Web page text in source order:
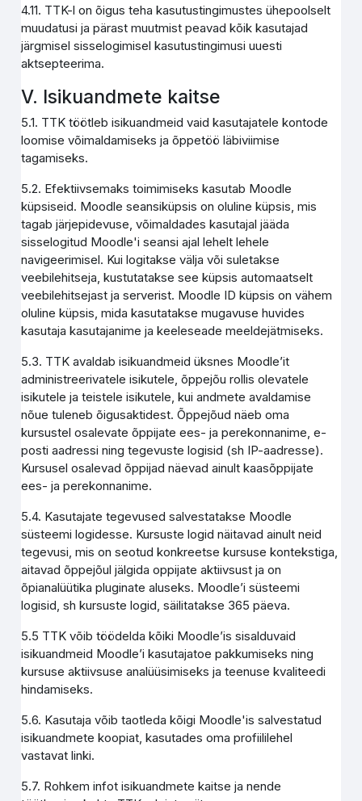
4.11. TTK-l on õigus teha kasutustingimustes ühepoolselt
muudatusi ja pärast muutmist peavad kõik kasutajad
järgmisel sisselogimisel kasutustingimusi uuesti
aktsepteerima.
V. Isikuandmete kaitse
5.1. TTK töötleb isikuandmeid vaid kasutajatele kontode
loomise võimaldamiseks ja õppetöö läbiviimise
tagamiseks.
5.2. Efektiivsemaks toimimiseks kasutab Moodle
küpsiseid. Moodle seansiküpsis on oluline küpsis, mis
tagab järjepidevuse, võimaldades kasutajal jääda
sisselogitud Moodle'i seansi ajal lehelt lehele
navigeerimisel. Kui logitakse välja või suletakse
veebilehitseja, kustutatakse see küpsis automaatselt
veebilehitsejast ja serverist. Moodle ID küpsis on vähem
oluline küpsis, mida kasutatakse mugavuse huvides
kasutaja kasutajanime ja keeleseade meeldejätmiseks.
5.3. TTK avaldab isikuandmeid üksnes Moodle’it
administreerivatele isikutele, õppejõu rollis olevatele
isikutele ja teistele isikutele, kui andmete avaldamise
nõue tuleneb õigusaktidest. Õppejõud näeb oma
kursustel osalevate õppijate ees- ja perekonnanime, e-
posti aadressi ning tegevuste logisid (sh IP-aadresse).
Kursusel osalevad õppijad näevad ainult kaasõppijate
ees- ja perekonnanime.
5.4. Kasutajate tegevused salvestatakse Moodle
süsteemi logidesse. Kursuste logid näitavad ainult neid
tegevusi, mis on seotud konkreetse kursuse kontekstiga,
aitavad õppejõul jälgida oppijate aktiivsust ja on
õpianalüütika pluginate aluseks. Moodle’i süsteemi
logisid, sh kursuste logid, säilitatakse 365 päeva.
5.5 TTK võib töödelda kõiki Moodle’is sisalduvaid
isikuandmeid Moodle’i kasutajatoe pakkumiseks ning
kursuse aktiivsuse analüüsimiseks ja teenuse kvaliteedi
hindamiseks.
5.6. Kasutaja võib taotleda kõigi Moodle'is salvestatud
isikuandmete koopiat, kasutades oma profiililehel
vastavat linki.
5.7. Rohkem infot isikuandmete kaitse ja nende